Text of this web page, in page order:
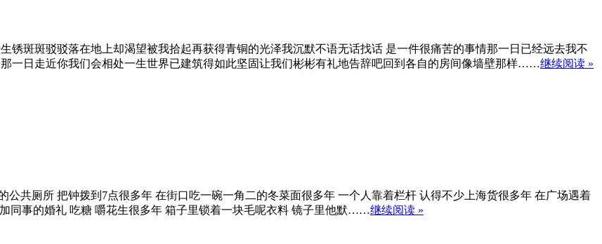
锈斑斑驳驳落在地上却渴望被我拾起再获得青铜的光泽我沉默不语无话找话 是一件很痛苦的事情那一日已经远去我不
一日走近你我们会相处一生世界已建筑得如此坚固让我们彬彬有礼地告辞吧回到各自的房间像墙壁那样……继续阅读 »
共厕所 把钟拨到7点很多年 在街口吃一碗一角二的冬菜面很多年 一个人靠着栏杆 认得不少上海货很多年 在广场遇着
同事的婚礼 吃糖 嚼花生很多年 箱子里锁着一块毛呢衣料 镜子里他默……继续阅读 »